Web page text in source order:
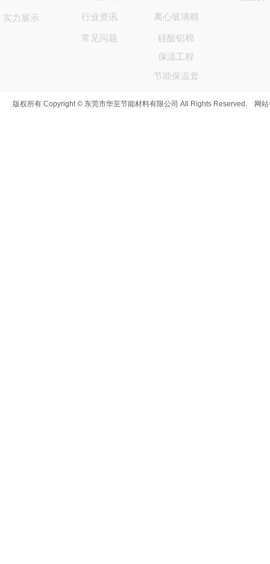
实力展示
行业资讯
常见问题
离心玻璃棉
硅酸铝棉
保温工程
节能保温套
版权所有 Copyright © 东莞市华至节能材料有限公司 All Rights Reserved. 网站